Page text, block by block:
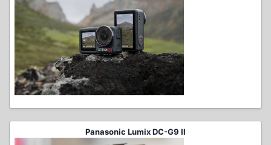
Panasonic Lumix DC-G9 II